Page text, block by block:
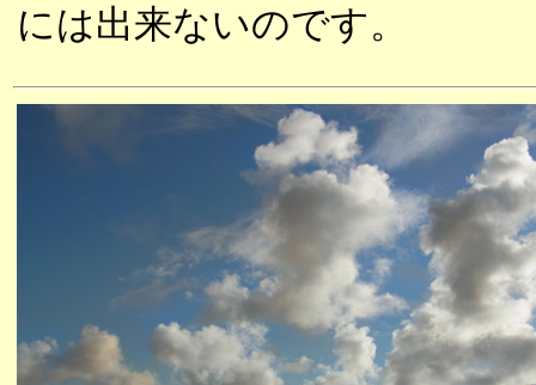
には出来ないのです。